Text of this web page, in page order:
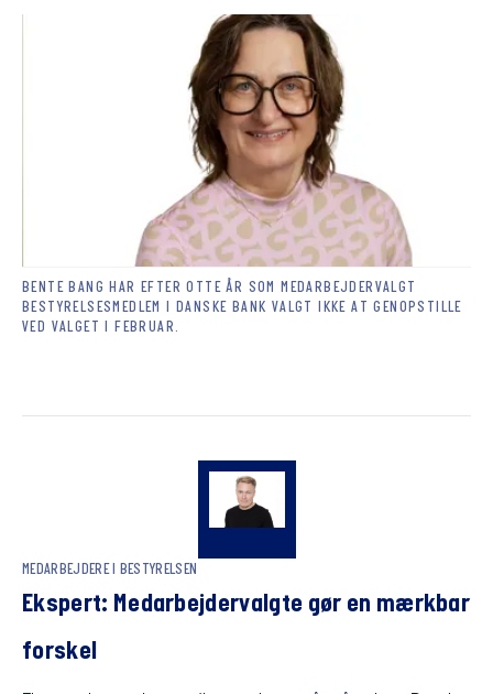
BENTE BANG HAR EFTER OTTE ÅR SOM MEDARBEJDERVALGT
BESTYRELSESMEDLEM I DANSKE BANK VALGT IKKE AT GENOPSTILLE
VED VALGET I FEBRUAR.
MEDARBEJDERE I BESTYRELSEN
Ekspert: Medarbejdervalgte gør en mærkbar
forskel